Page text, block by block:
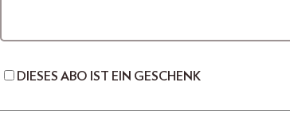
DIESES ABO IST EIN GESCHENK